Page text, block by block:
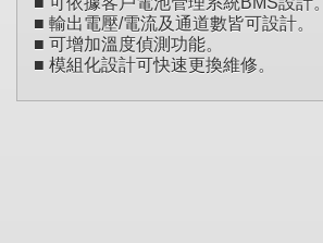
■ 輸出電壓/電流及通道數皆可設計。
■ 可增加溫度偵測功能。
■ 模組化設計可快速更換維修。